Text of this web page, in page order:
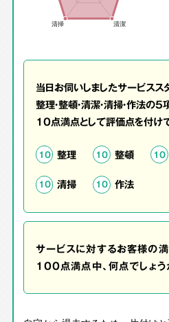
当日お伺いしましたサービスス
整理・整頓・清潔・清掃・作法の
10点満点として評価点を付け
10 整理 10 整頓 10
10 清掃 10 作法
サービスに対するお客様の
100点満点中、何点でしょう